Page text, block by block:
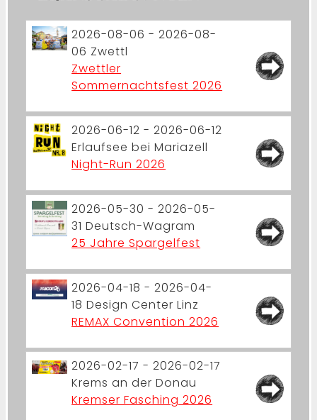
2026-08-06 - 2026-08-
06 Zwettl
Zwettler
Sommernachtsfest 2026
2026-06-12 - 2026-06-12
Erlaufsee bei Mariazell
Night-Run 2026
2026-05-30 - 2026-05-
31 Deutsch-Wagram
25 Jahre Spargelfest
2026-04-18 - 2026-04-
18 Design Center Linz
REMAX Convention 2026
2026-02-17 - 2026-02-17
Krems an der Donau
Kremser Fasching 2026